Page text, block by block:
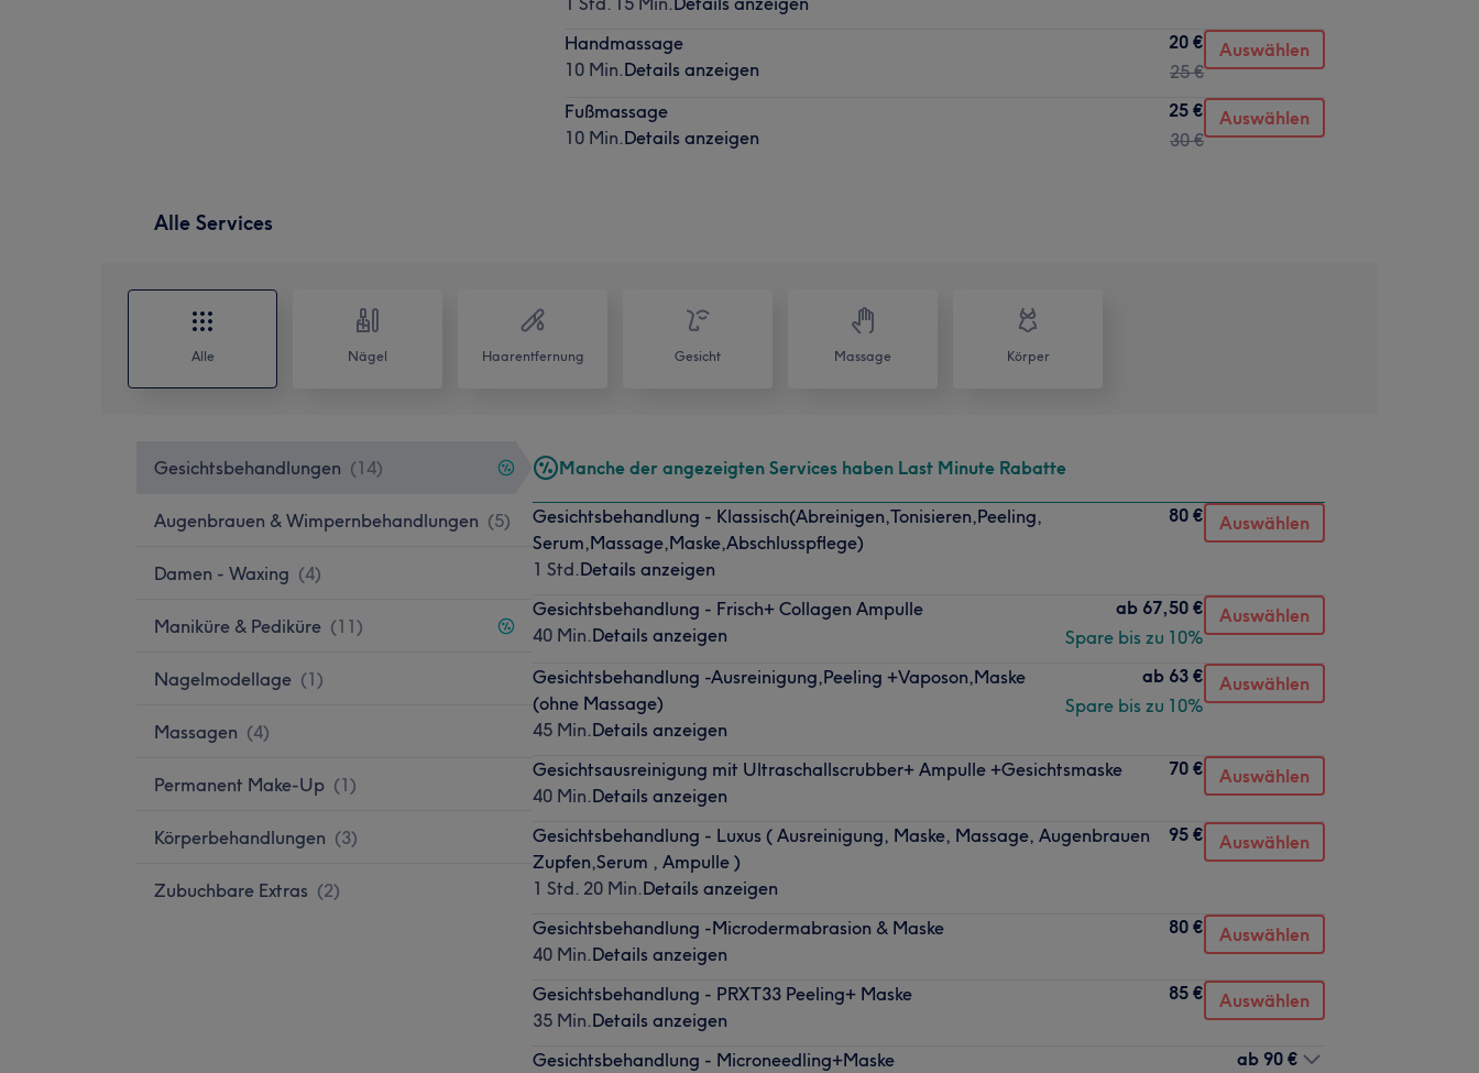
Handmassage
10 Min.Details anzeigen
20 €
25 €
Auswählen
Fußmassage
10 Min.Details anzeigen
25 €
30 €
Auswählen
Alle Services
Alle Nägel Haarentfernung Gesicht Massage Körper
Gesichtsbehandlungen (14)
Augenbrauen & Wimpernbehandlungen (5)
Damen - Waxing (4)
Maniküre & Pediküre (11)
Nagelmodellage (1)
Massagen (4)
Permanent Make-Up (1)
Körperbehandlungen (3)
Zubuchbare Extras (2)
Manche der angezeigten Services haben Last Minute Rabatte
Gesichtsbehandlung - Klassisch(Abreinigen,Tonisieren,Peeling,
Serum,Massage,Maske,Abschlusspflege)
1 Std.Details anzeigen
80 € Auswählen
Gesichtsbehandlung - Frisch+ Collagen Ampulle
40 Min.Details anzeigen
ab 67,50 €
Spare bis zu 10%
Auswählen
Gesichtsbehandlung -Ausreinigung,Peeling +Vaposon,Maske
(ohne Massage)
45 Min.Details anzeigen
ab 63 €
Spare bis zu 10%
Auswählen
Gesichtsausreinigung mit Ultraschallscrubber+ Ampulle +Gesichtsmaske
40 Min.Details anzeigen
70 € Auswählen
Gesichtsbehandlung - Luxus ( Ausreinigung, Maske, Massage, Augenbrauen
Zupfen,Serum , Ampulle )
1 Std. 20 Min.Details anzeigen
95 € Auswählen
Gesichtsbehandlung -Microdermabrasion & Maske
40 Min.Details anzeigen
80 € Auswählen
Gesichtsbehandlung - PRXT33 Peeling+ Maske
35 Min.Details anzeigen
85 € Auswählen
Gesichtsbehandlung - Microneedling+Maske
ab 90 €